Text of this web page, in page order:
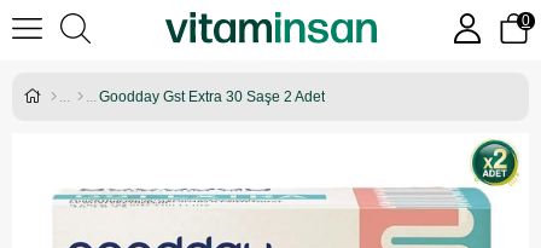
0
Goodday Gst Extra 30 Saşe 2 Adet